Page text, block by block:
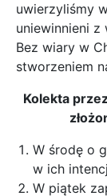
uwierzyliśmy
uniewinnieni
Bez wiary w
stworzeniem
Kolekta
W środę o
w ich
W piątek